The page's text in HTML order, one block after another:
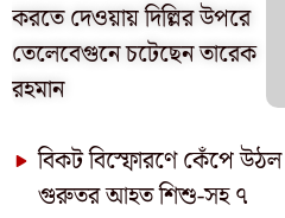
করতে দেওয়ায় দিল্লির উপরে
তেলেবেগুনে চটেছেন তারেক
রহমান
বিকট বিস্ফোরণে কেঁপে
গুরুতর আহত শিশু-সহ ৭